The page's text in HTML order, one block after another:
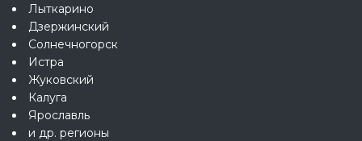
Лыткарино
Дзержинский
Солнечногорск
Истра
Жуковский
Калуга
Ярославль
и др. регионы